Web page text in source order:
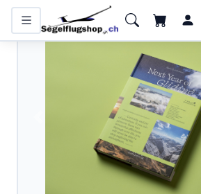
KATEGORIEN
Bücher und Kalender